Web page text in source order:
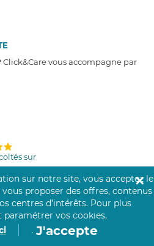
vous accompagne par
sur
sur notre site, vous acceptez le
proposer des offres, contenus
centres d’intérêts. Pour plus
paramétrer vos cookies,
. J'accepte
✕